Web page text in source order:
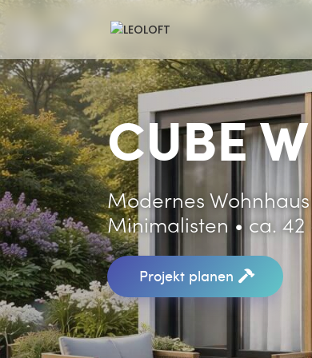
CUBE
Modernes
Minimalisten • ca. 42
Projekt planen